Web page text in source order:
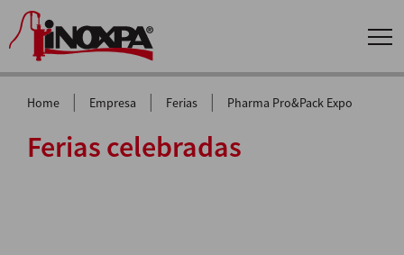
Home | Empresa | Ferias | Pharma Pro&Pack Expo
Ferias celebradas